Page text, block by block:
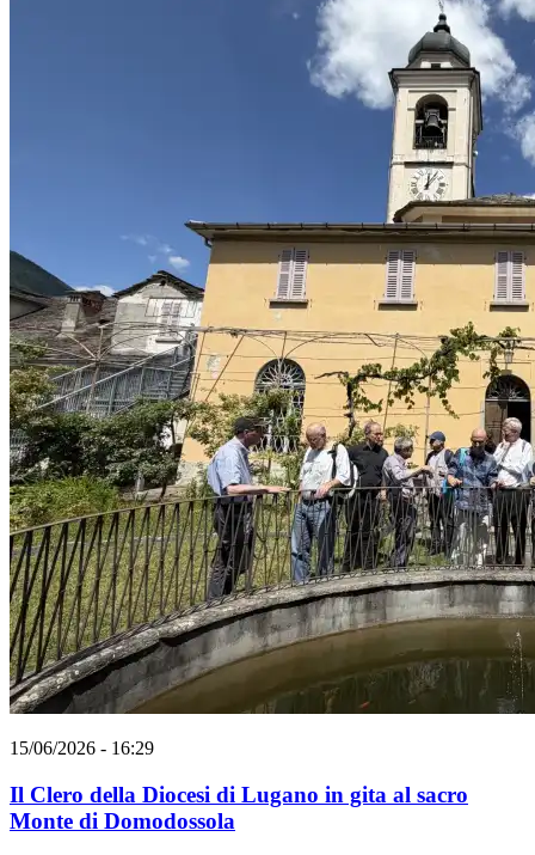
15/06/2026 - 16:29
Il Clero della Diocesi di Lugano in gita al sacro
Monte di Domodossola